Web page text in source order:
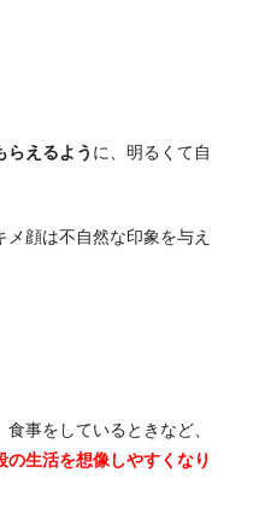
らえるよう に、明るくて自
顔は不自然な印象を与え
事をしているときなど、
の生活を想像しやすくなり